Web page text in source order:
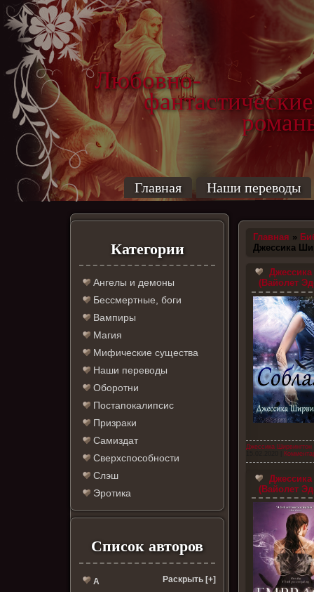
Любовно-
фантастические
Главная Наши переводы
Категории
Ангелы и демоны
Бессмертные, боги
Вампиры
Магия
Мифические существа
Наши переводы
Оборотни
Постапокалипсис
Призраки
Самиздат
Сверхспособности
Слэш
Эротика
Список авторов
А Раскрыть [+]
Главная »
Джессика
(Вайолет
Джессика Ширвингтон
(Вайолет